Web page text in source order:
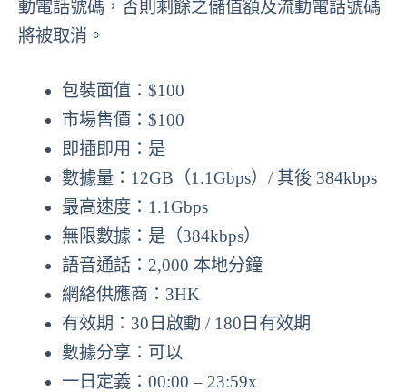
動電話號碼，否則剩餘之儲值額及流動電話號碼
將被取消。
包裝面值：$100
市場售價：$100
即插即用：是
數據量：12GB（1.1Gbps）/ 其後 384kbps
最高速度：1.1Gbps
無限數據：是（384kbps）
語音通話：2,000 本地分鐘
網絡供應商：3HK
有效期：30日啟動 / 180日有效期
數據分享：可以
一日定義：00:00 – 23:59x